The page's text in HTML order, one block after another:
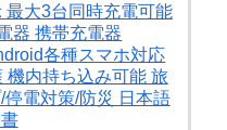
最大3台同時充電可能
器 携帯充電器
各種スマホ対応
機内持ち込み可能 旅
電対策/防災 日本語